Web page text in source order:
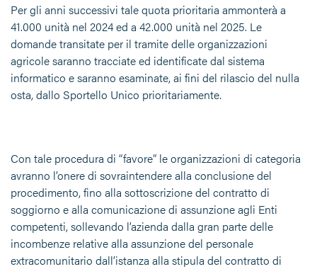
Per gli anni successivi tale quota prioritaria ammonterà a
41.000 unità nel 2024 ed a 42.000 unità nel 2025. Le
domande transitate per il tramite delle organizzazioni
agricole saranno tracciate ed identificate dal sistema
informatico e saranno esaminate, ai fini del rilascio del nulla
osta, dallo Sportello Unico prioritariamente.
Con tale procedura di “favore” le organizzazioni di categoria
avranno l’onere di sovraintendere alla conclusione del
procedimento, fino alla sottoscrizione del contratto di
soggiorno e alla comunicazione di assunzione agli Enti
competenti, sollevando l’azienda dalla gran parte delle
incombenze relative alla assunzione del personale
extracomunitario dall’istanza alla stipula del contratto di